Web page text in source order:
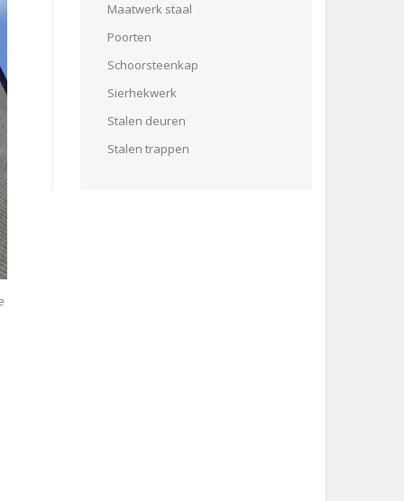
Maatwerk staal
Poorten
Schoorsteenkap
Sierhekwerk
Stalen deuren
Stalen trappen